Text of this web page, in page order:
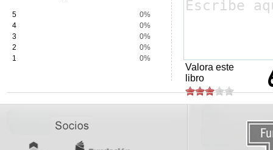
5
0%
4
0%
3
0%
2
0%
1
0%
Valora este
libro